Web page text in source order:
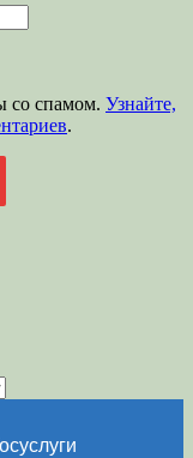
со спамом. Узнайте,
.